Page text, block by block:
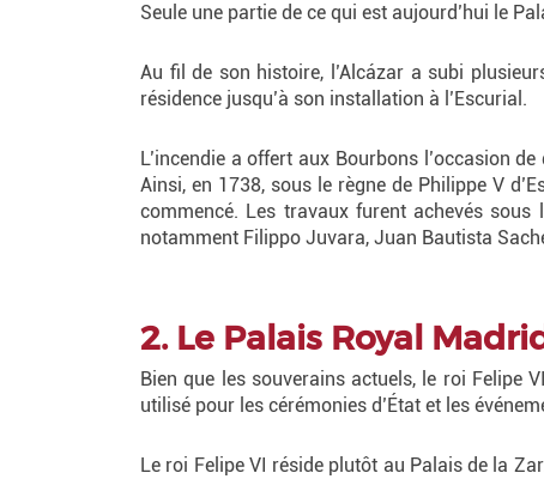
Seule une partie de ce qui est aujourd’hui le
Au fil de son histoire, l’Alcázar a subi
résidence jusqu’à son installation à l’Escurial.
L’incendie a offert aux Bourbons l’occasion
Ainsi, en 1738, sous le règne de Philippe V
commencé. Les travaux furent achevés
notamment Filippo Juvara, Juan Bautista
2. Le Palais Royal
Bien que les souverains actuels, le roi Felipe
utilisé pour les cérémonies d’État et les
Le roi Felipe VI réside plutôt au Palais de la